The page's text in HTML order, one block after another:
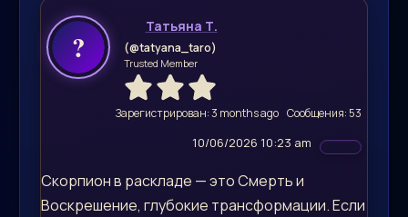
Татьяна Т.
(@tatyana_taro)
Trusted Member
Зарегистрирован: 3 months ago Сообщения: 53
10/06/2026 10:23 am
Скорпион в раскладе — это Смерть и
Воскрешение, глубокие трансформации. Если